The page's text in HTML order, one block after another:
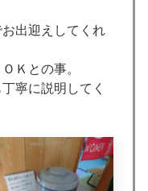
出迎えしてくれ
Ｋとの事。
寧に説明してく